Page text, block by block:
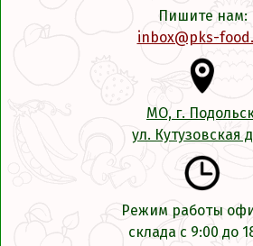
Пишите нам:
inbox@pks-
МО, г.
ул. Кутузовская
Режим работы
склада с 9:00 до